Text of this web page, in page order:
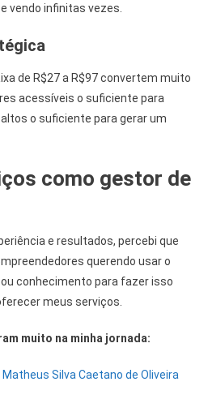
vendo infinitas vezes.
de R$27 a R$97 convertem muito
acessíveis o suficiente para
o suficiente para gerar um
como gestor de
e resultados, percebi que
querendo usar o
conhecimento para fazer isso
meus serviços.
muito na minha jornada:
Silva Caetano de Oliveira